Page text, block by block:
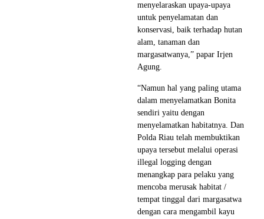
menyelaraskan upaya-upaya
untuk penyelamatan dan
konservasi, baik terhadap hutan
alam, tanaman dan
margasatwanya,” papar Irjen
Agung.
“Namun hal yang paling utama
dalam menyelamatkan Bonita
sendiri yaitu dengan
menyelamatkan habitatnya. Dan
Polda Riau telah membuktikan
upaya tersebut melalui operasi
illegal logging dengan
menangkap para pelaku yang
mencoba merusak habitat /
tempat tinggal dari margasatwa
dengan cara mengambil kayu